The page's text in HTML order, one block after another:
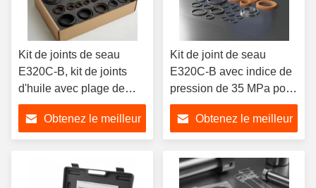
Kit de joints de seau
E320C-B, kit de joints
d'huile avec plage de
température de -30 à
+145 °C et vitesse de
fonctionnement ≤ 0,5 m/s
pression jusqu'à 5000
Obtenez le meilleur
Kit de joint de seau
E320C-B avec indice de
pression de 35 MPa pour
la prévention des fuites et
une stabilité améliorée
du système hydraulique
Obtenez le meilleur